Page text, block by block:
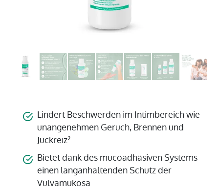
Lindert Beschwerden im Intimbereich wie
unangenehmen Geruch, Brennen und
Juckreiz²
Bietet dank des mucoadhäsiven Systems
einen langanhaltenden Schutz der
Vulvamukosa